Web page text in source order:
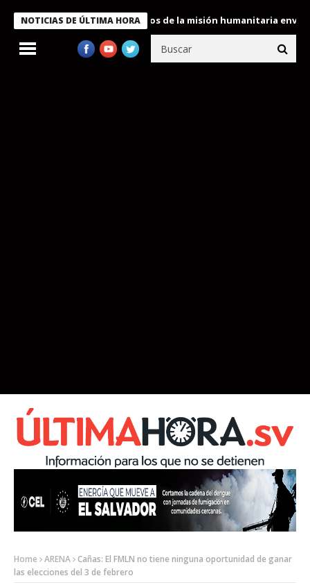
NOTICIAS DE ÚLTIMA HORA
condecora a miembros de la misión humanitaria enviada a
Home ARENA Cañas: El FMLN no tiene ninguna oportunidad de ganar
las elecciones del 3 de febrero